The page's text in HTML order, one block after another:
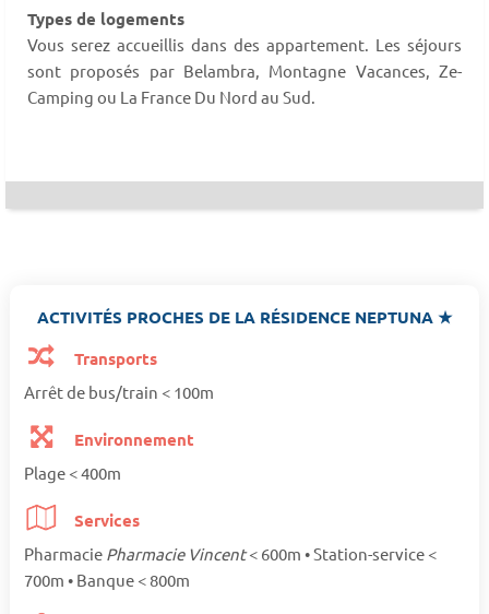
Types de logements
Vous serez accueillis dans des appartement. Les séjours
sont proposés par Belambra, Montagne Vacances, Ze-
Camping ou La France Du Nord au Sud.
ACTIVITÉS PROCHES DE LA RÉSIDENCE NEPTUNA ★
Transports
Arrêt de bus/train < 100m
Environnement
Plage < 400m
Services
Pharmacie Pharmacie Vincent< 600m • Station-service <
700m • Banque < 800m